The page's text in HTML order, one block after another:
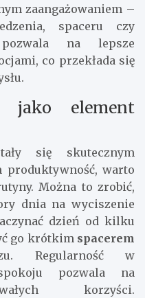
zaangażowaniem –
spaceru czy
pozwala na lepsze
co przekłada się
jako element
się skutecznym
produktywność, warto
Można to zrobić,
dnia na wyciszenie
dzień od kilku
go krótkim spacerem
Regularność w
pozwala na
korzyści.